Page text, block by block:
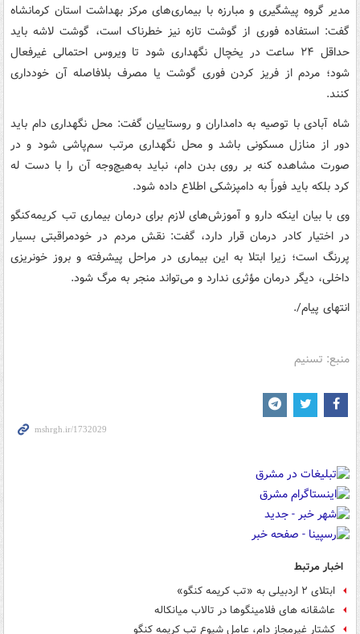
مدیر گروه پیشگیری و مبارزه با بیماری‌های مرکز بهداشت استان کرمانشاه
گفت: استفاده فوری از گوشت تازه نیز خطرناک است، گوشت لاشه باید
حداقل ۲۴ ساعت در یخچال نگهداری شود تا ویروس احتمالی غیرفعال
شود؛ مردم از فریز کردن فوری گوشت یا مصرف بلافاصله آن خودداری
کنند.
شاه آبادی با توصیه به دامداران و روستاییان گفت: محل نگهداری دام باید
دور از منازل مسکونی باشد و محل نگهداری مرتب سم‌پاشی شود و در
صورت مشاهده کنه بر روی بدن دام، نباید به‌هیچ‌وجه آن را با دست له
کرد بلکه باید فوراً به دامپزشکی اطلاع داده شود.
وی با بیان اینکه دارو و آموزش‌های لازم برای درمان بیماری تب کریمه‌کنگو
در اختیار کادر درمان قرار دارد، گفت: نقش مردم در خودمراقبتی بسیار
پررنگ است؛ زیرا ابتلا به این بیماری در مراحل پیشرفته و بروز خونریزی
داخلی، دیگر درمان مؤثری ندارد و می‌تواند منجر به مرگ شود.
انتهای پیام/.
منبع: تسنیم
اخبار مرتبط
ابتلای ۲ اردبیلی به «تب کریمه کنگو»
عاشقانه های فلامینگوها در تالاب میانکاله
کشتار غیرمجاز دام، عامل شیوع تب کریمه کنگو